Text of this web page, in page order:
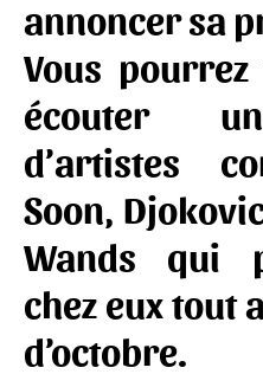
annoncer sa
Vous
écouter
d’artistes
Soon,
Wands qui
chez eux tout
d’octobre.